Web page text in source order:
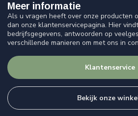
Meer informatie
Als u vragen heeft over onze producten
dan onze klantenservicepagina. Hier
bedrijfsgegevens, antwoorden op
verschillende manieren om met ons in
Klantenservice
Bekijk onze